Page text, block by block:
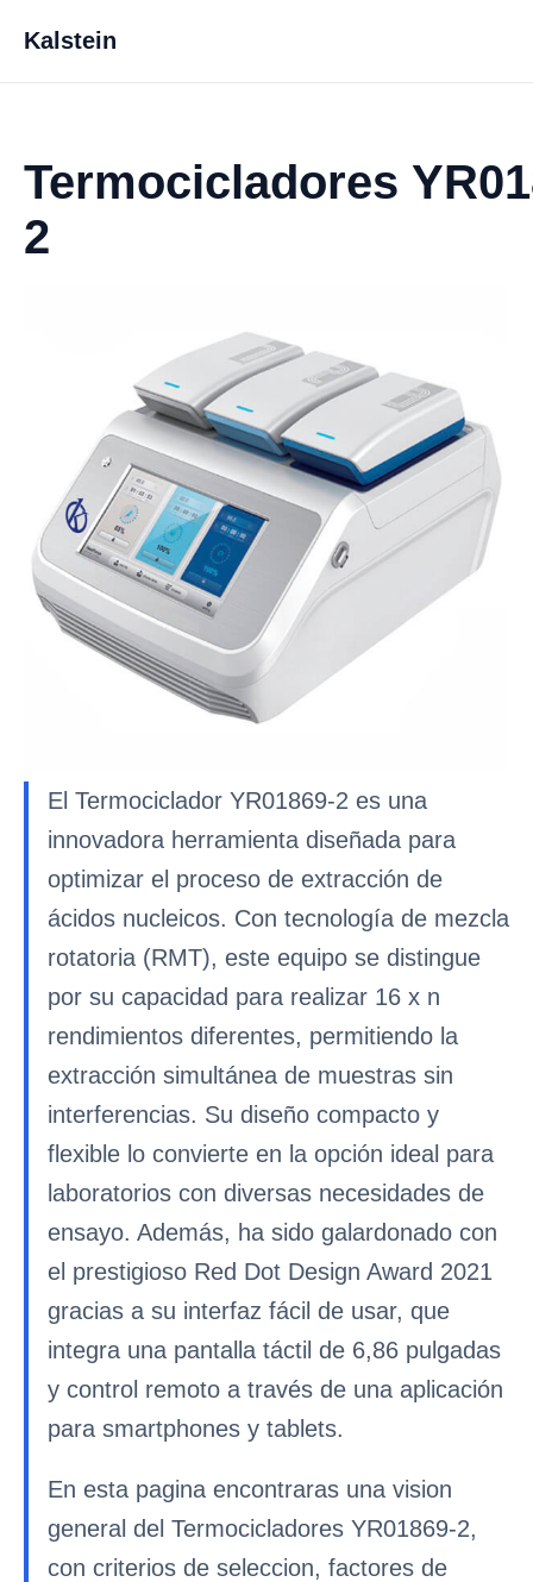
Kalstein
Termocicladores
2
El Termociclador YR01869-2 es una
innovadora herramienta diseñada para
optimizar el proceso de extracción de
ácidos nucleicos. Con tecnología de mezcla
rotatoria (RMT), este equipo se distingue
por su capacidad para realizar 16 x n
rendimientos diferentes, permitiendo la
extracción simultánea de muestras sin
interferencias. Su diseño compacto y
flexible lo convierte en la opción ideal para
laboratorios con diversas necesidades de
ensayo. Además, ha sido galardonado con
el prestigioso Red Dot Design Award 2021
gracias a su interfaz fácil de usar, que
integra una pantalla táctil de 6,86 pulgadas
y control remoto a través de una aplicación
para smartphones y tablets.
En esta pagina encontraras una vision
general del Termocicladores YR01869-2,
con criterios de seleccion, factores de